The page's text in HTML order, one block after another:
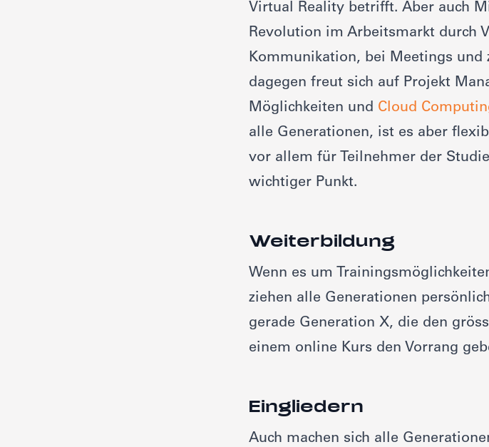
Virtual Reality betrifft. Aber auch
Revolution im Arbeitsmarkt durch
Kommunikation, bei Meetings und
dagegen freut sich auf Projekt
Möglichkeiten und Cloud
alle Generationen, ist es aber
vor allem für Teilnehmer der
wichtiger Punkt.
Weiterbildung
Wenn es um
ziehen alle Generationen
gerade Generation X, die den
einem online Kurs den Vorrang
Eingliedern
Auch machen sich alle